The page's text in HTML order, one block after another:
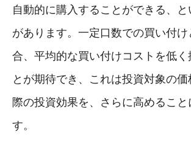
自動的に購入することができる、と
があります。一定口数での買い付
合、平均的な買い付けコストを低く
とが期待でき、これは投資対象の
際の投資効果を、さらに高めること
す。